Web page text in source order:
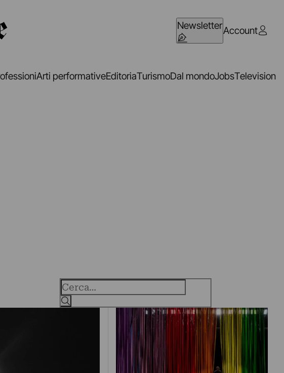
NewsletterAccount
Arti performativeEditoriaTurismoDal mondoJobsTelevision